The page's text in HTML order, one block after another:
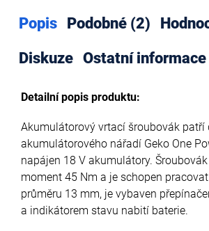
Popis Podobné (2)
Diskuze Ostatní informace
Detailní popis produktu:
Akumulátorový vrtací šroubovák patří
akumulátorového nářadí Geko One
napájen 18 V akumulátory.
moment 45 Nm a je schopen
průměru 13 mm, je vybaven
a indikátorem stavu nabití baterie.